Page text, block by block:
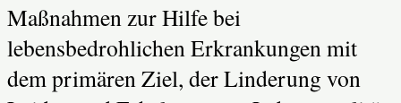
Maßnahmen zur Hilfe bei
lebensbedrohlichen Erkrankungen mit
dem primären Ziel, der Linderung von